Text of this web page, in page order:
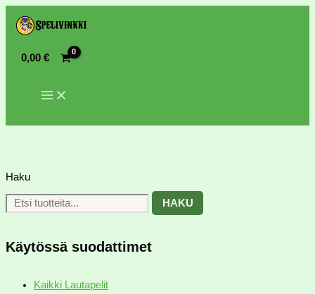
0,00€
Haku
HAKU
Käytössä suodattimet
Kaikki Lautapelit